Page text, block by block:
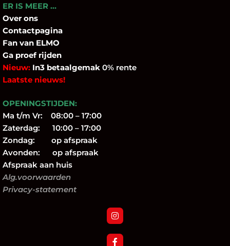
ER IS MEER …
Over ons
Contactpagina
Fan van ELMO
Ga proef rijden
Nieuw: In3 betaalgemak 0% rente
Laatste nieuws!
OPENINGSTIJDEN:
Ma t/m Vr: 08:00 – 17:00
Zaterdag: 10:00 – 17:00
Zondag: op afspraak
Avonden: op afspraak
Afspraak aan huis
Alg.voorwaarden
Privacy-statement